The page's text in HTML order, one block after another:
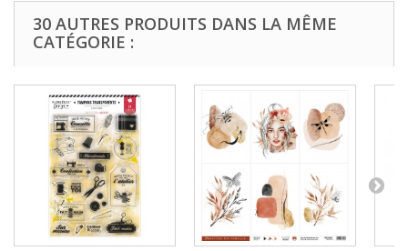
30 AUTRES PRODUITS DANS LA MÊME
CATÉGORIE :